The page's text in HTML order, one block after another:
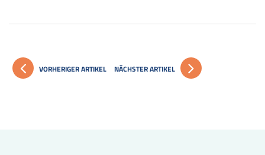
VORHERIGER ARTIKEL NÄCHSTER ARTIKEL